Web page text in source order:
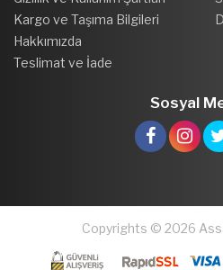
Kargo ve Taşıma Bilgileri
Hakkımızda
Teslimat ve İade
Sosyal
Copyrights © 2026